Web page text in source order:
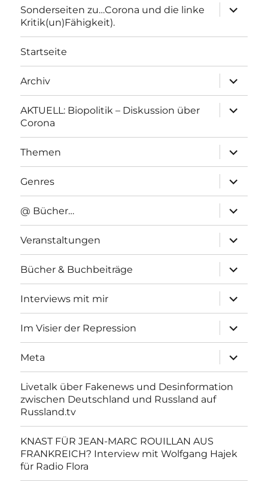
Sonderseiten zu…Corona und die linke
Kritik(un)Fähigkeit).
anzeigen
Startseite
Archiv
anzeigen
AKTUELL: Biopolitik – Diskussion über
Corona
anzeigen
Themen
anzeigen
Genres
anzeigen
@ Bücher…
anzeigen
Veranstaltungen
anzeigen
Bücher & Buchbeiträge
anzeigen
Interviews mit mir
anzeigen
Im Visier der Repression
anzeigen
Meta
anzeigen
Livetalk über Fakenews und Desinformation
zwischen Deutschland und Russland auf
Russland.tv
KNAST FÜR JEAN-MARC ROUILLAN AUS
FRANKREICH? Interview mit Wolfgang Hajek
für Radio Flora